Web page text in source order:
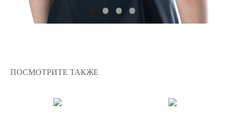
ПОСМОТРИТЕ ТАКЖЕ